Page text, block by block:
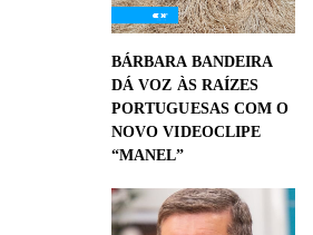
BÁRBARA BANDEIRA
DÁ VOZ ÀS RAÍZES
PORTUGUESAS COM O
NOVO VIDEOCLIPE
“MANEL”